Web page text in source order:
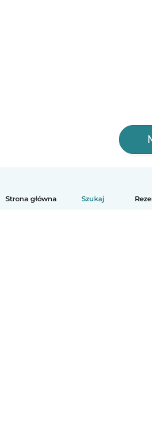
Strona główna Szukaj